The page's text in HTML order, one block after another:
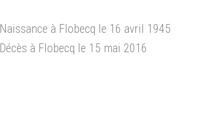
Naissance à Flobecq le 16 avril 1945
Décès à Flobecq le 15 mai 2016